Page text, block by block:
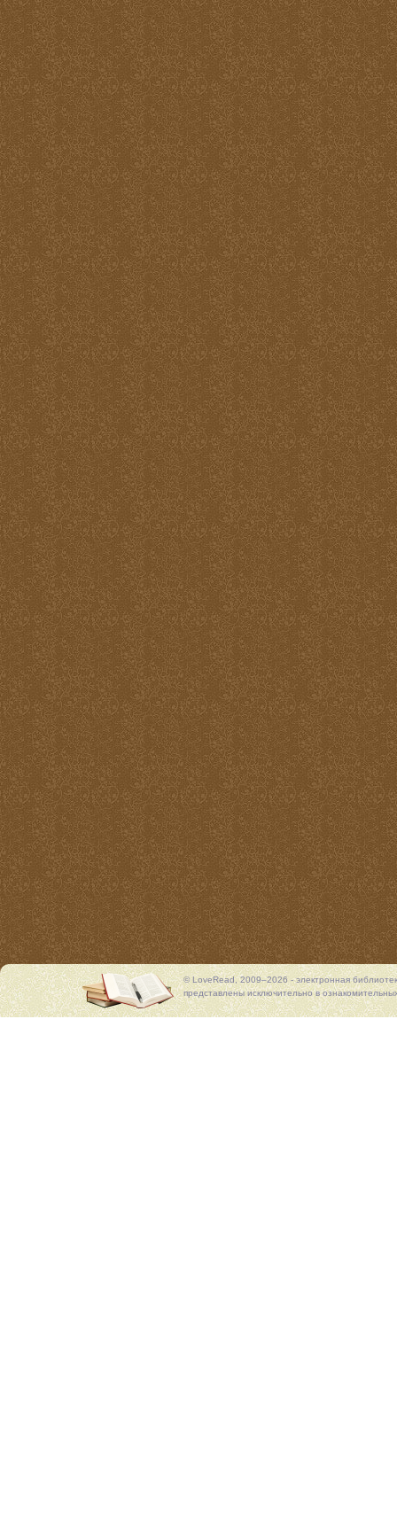
© LoveRead, 2009–2026 - электронная
представлены исключительно в